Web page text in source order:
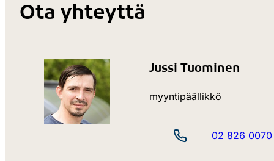
Ota yhteyttä
Jussi Tuominen
myyntipäällikkö
02 826 0070